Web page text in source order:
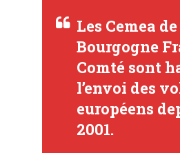
Les Cemea de
Bourgogne
Comté sont
l’envoi des
européens
2001.